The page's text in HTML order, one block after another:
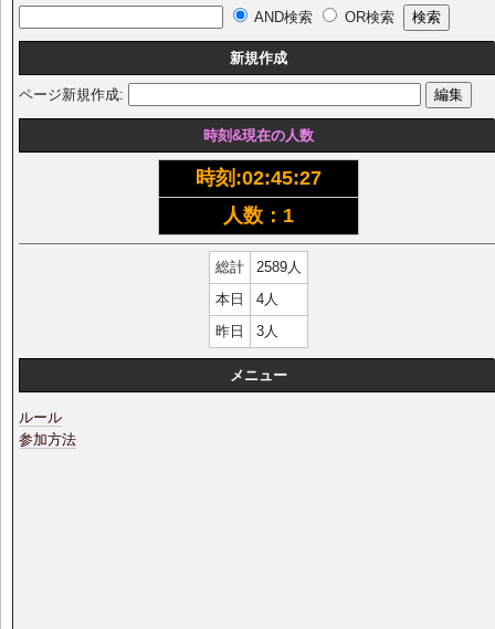
AND検索 OR検索
新規作成
ページ新規作成:
時刻&現在の人数
時刻:02:45:27
人数：1
総計
2589人
本日
4人
昨日
3人
メニュー
ルール
参加方法